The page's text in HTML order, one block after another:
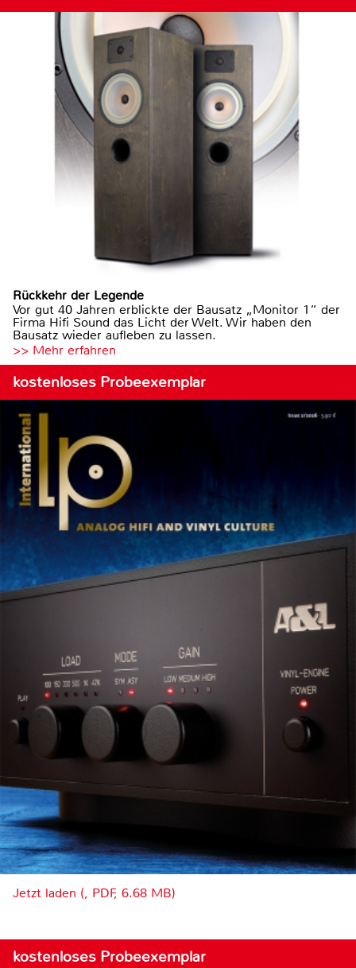
Rückkehr der Legende
Vor gut 40 Jahren erblickte der Bausatz „Monitor 1“ der
Firma Hifi Sound das Licht der Welt. Wir haben den
Bausatz wieder aufleben zu lassen.
>> Mehr erfahren
kostenloses Probeexemplar
Jetzt laden (, PDF, 6.68 MB)
kostenloses Probeexemplar